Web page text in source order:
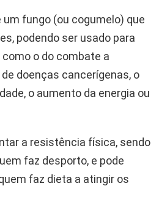
um fungo (ou cogumelo) que
podendo ser usado para
o do combate a
doenças cancerígenas, o
o aumento da energia ou
a resistência física, sendo
faz desporto, e pode
faz dieta a atingir os